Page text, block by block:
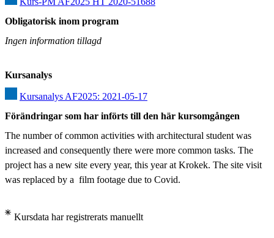
Obligatorisk inom program
Ingen information tillagd
Kursanalys
Kursanalys AF2025: 2021-05-17
Förändringar som har införts till den här kursomgången
The number of common activities with architectural student was
increased and consequently there were more common tasks. The
project has a new site every year, this year at Krokek. The site visit
was replaced by a  film footage due to Covid.
Kursdata har registrerats manuellt